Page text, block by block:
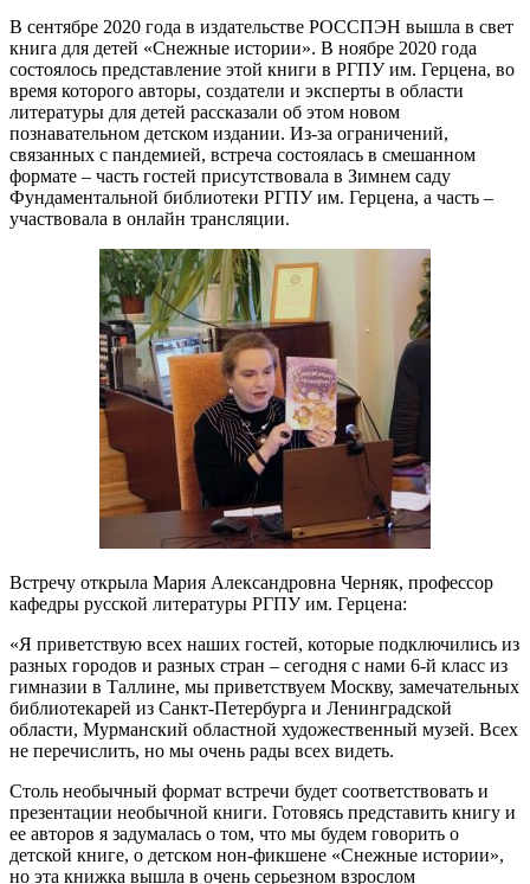
В сентябре 2020 года в издательстве РОССПЭН вышла в свет
книга для детей «Снежные истории». В ноябре 2020 года
состоялось представление этой книги в РГПУ им. Герцена, во
время которого авторы, создатели и эксперты в области
литературы для детей рассказали об этом новом
познавательном детском издании. Из-за ограничений,
связанных с пандемией, встреча состоялась в смешанном
формате – часть гостей присутствовала в Зимнем саду
Фундаментальной библиотеки РГПУ им. Герцена, а часть –
участвовала в онлайн трансляции.
Встречу открыла Мария Александровна Черняк, профессор
кафедры русской литературы РГПУ им. Герцена:
«Я приветствую всех наших гостей, которые подключились из
разных городов и разных стран – сегодня с нами 6-й класс из
гимназии в Таллине, мы приветствуем Москву, замечательных
библиотекарей из Санкт-Петербурга и Ленинградской
области, Мурманский областной художественный музей. Всех
не перечислить, но мы очень рады всех видеть.
Столь необычный формат встречи будет соответствовать и
презентации необычной книги. Готовясь представить книгу и
ее авторов я задумалась о том, что мы будем говорить о
детской книге, о детском нон-фикшене «Снежные истории»,
но эта книжка вышла в очень серьезном взрослом